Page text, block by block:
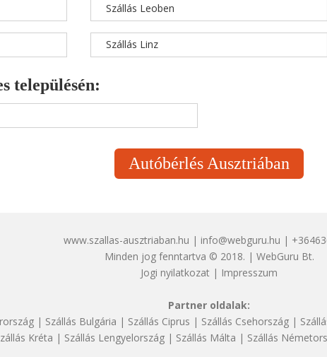
Szállás Leoben
Szállás Linz
településén:
Autóbérlés Ausztriában
www.szallas-ausztriaban.hu | info@webguru.hu |
Minden jog fenntartva © 2018. | WebGuru Bt.
Jogi nyilatkozat | Impresszum
Partner oldalak:
| Szállás Bulgária | Szállás Ciprus | Szállás Csehország |
Kréta | Szállás Lengyelország| Szállás Málta | Szállás